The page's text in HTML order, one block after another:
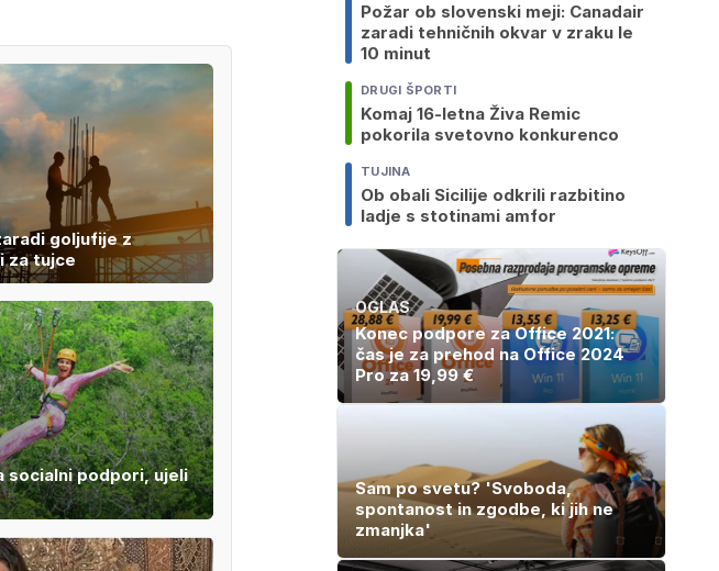
goljufije z
za tujce
podpori, ujeli
Požar ob slovenski meji: Canadair
zaradi tehničnih okvar v zraku le
10 minut
DRUGI ŠPORTI
Komaj 16-letna Živa Remic
pokorila svetovno konkurenco
TUJINA
Ob obali Sicilije odkrili razbitino
ladje s stotinami amfor
OGLAS
Konec podpore za Office 2021:
čas je za prehod na Office 2024
Pro za 19,99 €
Sam po svetu? 'Svoboda,
spontanost in zgodbe, ki jih ne
zmanjka'